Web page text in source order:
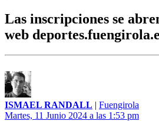
Las inscripciones se
web
ISMAEL RANDALL | Fuengirola
Martes, 11 Junio 2024 a las 1:53 pm